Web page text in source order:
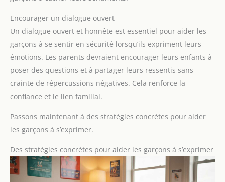
Encourager un dialogue ouvert
Un dialogue ouvert et honnête est essentiel pour aider les
garçons à se sentir en sécurité lorsqu’ils expriment leurs
émotions. Les parents devraient encourager leurs enfants à
poser des questions et à partager leurs ressentis sans
crainte de répercussions négatives. Cela renforce la
confiance et le lien familial.
Passons maintenant à des stratégies concrètes pour aider
les garçons à s’exprimer.
Des stratégies concrètes pour aider les garçons à s’exprimer